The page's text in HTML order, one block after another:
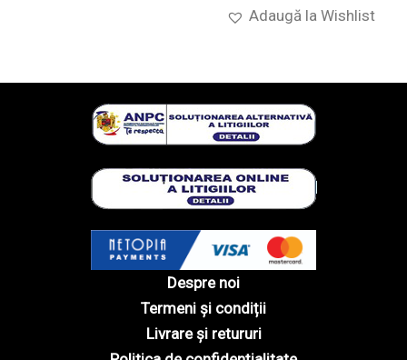
Adaugă la Wishlist
Despre noi
Termeni și condiții
Livrare și retururi